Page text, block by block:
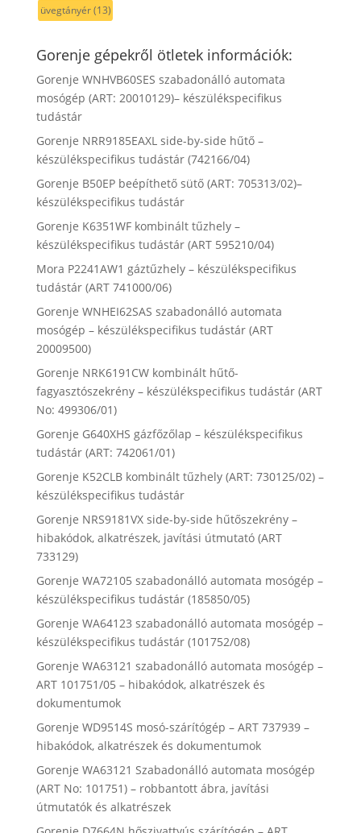
üvegtányér(13)
Gorenje gépekről ötletek információk:
Gorenje WNHVB60SES szabadonálló automata
mosógép (ART: 20010129)– készülékspecifikus
tudástár
Gorenje NRR9185EAXL side-by-side hűtő –
készülékspecifikus tudástár (742166/04)
Gorenje B50EP beépíthető sütő (ART: 705313/02)–
készülékspecifikus tudástár
Gorenje K6351WF kombinált tűzhely –
készülékspecifikus tudástár (ART 595210/04)
Mora P2241AW1 gáztűzhely – készülékspecifikus
tudástár (ART 741000/06)
Gorenje WNHEI62SAS szabadonálló automata
mosógép – készülékspecifikus tudástár (ART
20009500)
Gorenje NRK6191CW kombinált hűtő-
fagyasztószekrény – készülékspecifikus tudástár (ART
No: 499306/01)
Gorenje G640XHS gázfőzőlap – készülékspecifikus
tudástár (ART: 742061/01)
Gorenje K52CLB kombinált tűzhely (ART: 730125/02) –
készülékspecifikus tudástár
Gorenje NRS9181VX side-by-side hűtőszekrény –
hibakódok, alkatrészek, javítási útmutató (ART
733129)
Gorenje WA72105 szabadonálló automata mosógép –
készülékspecifikus tudástár (185850/05)
Gorenje WA64123 szabadonálló automata mosógép –
készülékspecifikus tudástár (101752/08)
Gorenje WA63121 szabadonálló automata mosógép –
ART 101751/05 – hibakódok, alkatrészek és
dokumentumok
Gorenje WD9514S mosó-szárítógép – ART 737939 –
hibakódok, alkatrészek és dokumentumok
Gorenje WA63121 Szabadonálló automata mosógép
(ART No: 101751) – robbantott ábra, javítási
útmutatók és alkatrészek